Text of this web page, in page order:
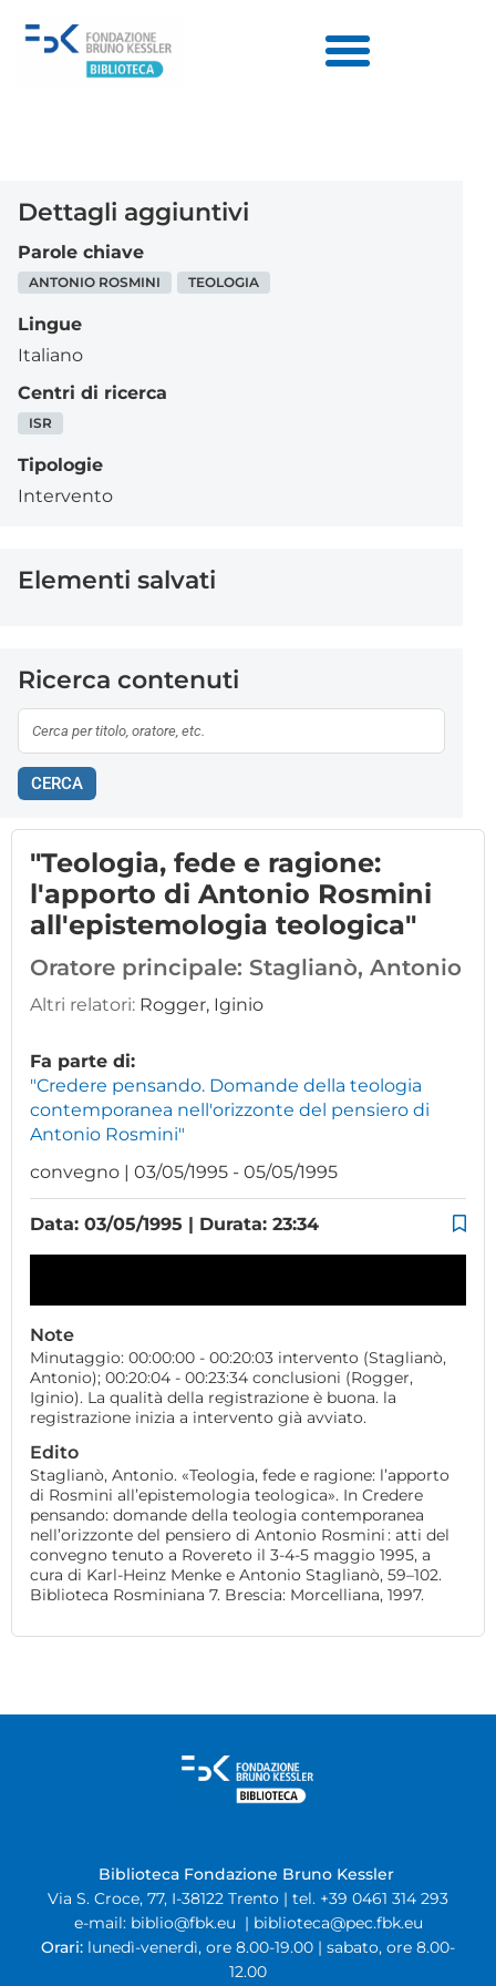
Dettagli aggiuntivi
Parole chiave
ANTONIO ROSMINI TEOLOGIA
Lingue
Italiano
Centri di ricerca
ISR
Tipologie
Intervento
Elementi salvati
Ricerca contenuti
CERCA
"Teologia, fede e ragione:
l'apporto di Antonio Rosmini
all'epistemologia teologica"
Oratore principale: Staglianò, Antonio
Altri relatori: Rogger, Iginio
Fa parte di:
"Credere pensando. Domande della teologia
contemporanea nell'orizzonte del pensiero di
Antonio Rosmini"
convegno | 03/05/1995 - 05/05/1995
Data: 03/05/1995 | Durata: 23:34
Note
Minutaggio: 00:00:00 - 00:20:03 intervento (Staglianò,
Antonio); 00:20:04 - 00:23:34 conclusioni (Rogger,
Iginio). La qualità della registrazione è buona. la
registrazione inizia a intervento già avviato.
Edito
Staglianò, Antonio. «Teologia, fede e ragione: l’apporto
di Rosmini all’epistemologia teologica». In Credere
pensando: domande della teologia contemporanea
nell’orizzonte del pensiero di Antonio Rosmini : atti del
convegno tenuto a Rovereto il 3-4-5 maggio 1995, a
cura di Karl-Heinz Menke e Antonio Staglianò, 59–102.
Biblioteca Rosminiana 7. Brescia: Morcelliana, 1997.
Biblioteca Fondazione Bruno Kessler
Via S. Croce, 77, I-38122 Trento | tel. +39 0461 314 293
e-mail: biblio@fbk.eu | biblioteca@pec.fbk.eu
Orari: lunedì-venerdì, ore 8.00-19.00 | sabato, ore 8.00-
12.00